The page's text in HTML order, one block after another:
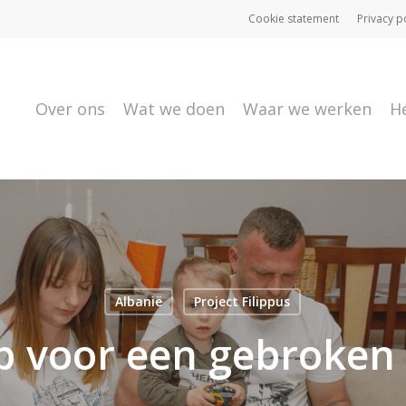
Cookie statement Privacy
Over ons Wat we doen Waar we werken
Albanië Project Filippus
voor een